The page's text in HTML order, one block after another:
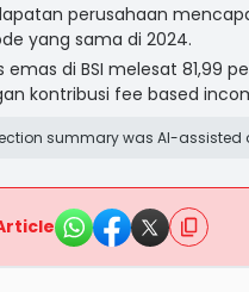
perusahaan
yang sama di 2024.
emas di BSI melesat 81,99
kontribusi fee based
summary was AI-assisted